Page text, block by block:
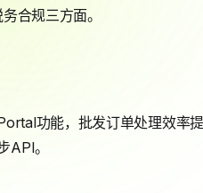
合规三方面。
功能，批发订单处理效率
API。